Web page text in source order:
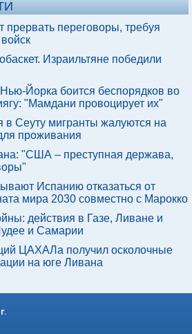
прервать переговоры, требуя
Израильтяне победили
Йорка боится беспорядков во
"Мамдани провоцирует их"
в Сеуту мигранты жалуются на
проживания
"США – преступная держава,
Испанию отказаться от
мира 2030 совместно с Марокко
действия в Газе, Ливане и
и Самарии
ЦАХАЛа получил осколочные
на юге Ливана